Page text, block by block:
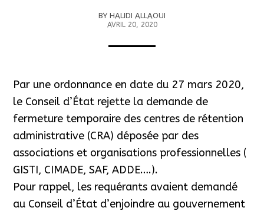
BY HALIDI ALLAOUI
AVRIL 20, 2020
Par une ordonnance en date du 27 mars 2020,
le Conseil d’État rejette la demande de
fermeture temporaire des centres de rétention
administrative (CRA) déposée par des
associations et organisations professionnelles (
GISTI, CIMADE, SAF, ADDE….).
Pour rappel, les requérants avaient demandé
au Conseil d’État d’enjoindre au gouvernement